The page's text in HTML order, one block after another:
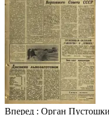
Вперед : Орган